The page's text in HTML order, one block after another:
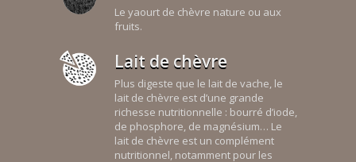
Le yaourt de chèvre nature ou aux
fruits.
Lait de chèvre
Plus digeste que le lait de vache, le
lait de chèvre est d’une grande
richesse nutritionnelle : bourré d’iode,
de phosphore, de magnésium… Le
lait de chèvre est un complément
nutritionnel, notamment pour les